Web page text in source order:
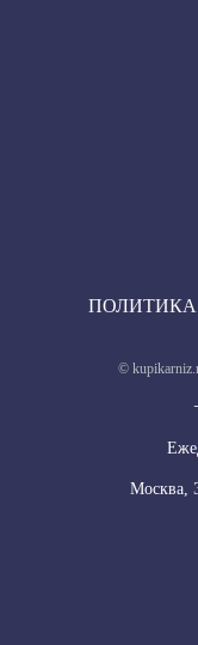
©
Москва,